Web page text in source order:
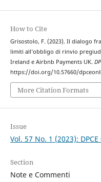
How to Cite
Grisostolo, F. (2023). Il dialogo
limiti all’obbligo di rinvio
Ireland e Airbnb Payments UK.
https://doi.org/10.57660/
More Citation Formats
Issue
Vol. 57 No. 1 (2023):
Section
Note e Commenti